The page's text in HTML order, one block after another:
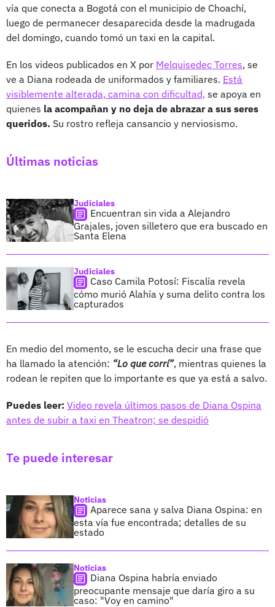
vía que conecta a Bogotá con el municipio de Choachí,
luego de permanecer desaparecida desde la madrugada
del domingo, cuando tomó un taxi en la capital.
En los videos publicados en X por Melquisedec Torres, se
ve a Diana rodeada de uniformados y familiares. Está
visiblemente alterada, camina con dificultad, se apoya en
quienes la acompañan y no deja de abrazar a sus seres
queridos. Su rostro refleja cansancio y nerviosismo.
Últimas noticias
Judiciales
Encuentran sin vida a Alejandro
Grajales, joven silletero que era buscado en
Santa Elena
Judiciales
Caso Camila Potosí: Fiscalía revela
cómo murió Alahía y suma delito contra los
capturados
En medio del momento, se le escucha decir una frase que
ha llamado la atención: “Lo que corrí”, mientras quienes la
rodean le repiten que lo importante es que ya está a salvo.
Puedes leer: Video revela últimos pasos de Diana Ospina
antes de subir a taxi en Theatron; se despidió
Te puede interesar
Noticias
Aparece sana y salva Diana Ospina: en
esta vía fue encontrada; detalles de su
estado
Noticias
Diana Ospina habría enviado
preocupante mensaje que daría giro a su
caso: "Voy en camino"